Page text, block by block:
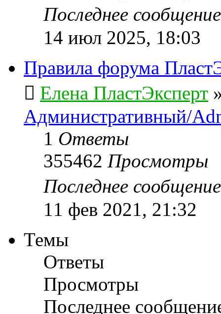
Последнее
14 июл 2025, 18:03
Правила форума
Елена ПластЭксперт
Административный/
1 Ответы
355462 Просмотры
Последнее
11 фев 2021, 21:32
Темы
Ответы
Просмотры
Последнее